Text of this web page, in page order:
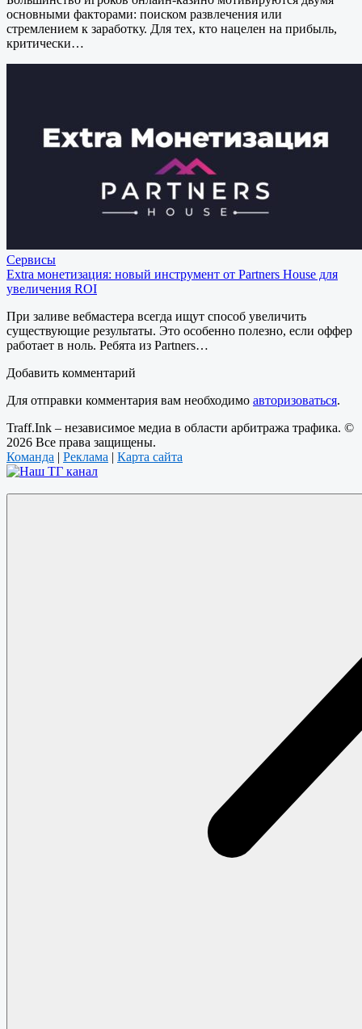
основными факторами: поиском развлечения или
стремлением к заработку. Для тех, кто нацелен на прибыль,
критически…
Сервисы
Extra монетизация: новый инструмент от Partners House для
увеличения ROI
При заливе вебмастера всегда ищут способ увеличить
существующие результаты. Это особенно полезно, если оффер
работает в ноль. Ребята из Partners…
Добавить комментарий
Для отправки комментария вам необходимо авторизоваться.
Traff.Ink – независимое медиа в области арбитража трафика. ©
2026 Все права защищены.
Команда | Реклама | Карта сайта